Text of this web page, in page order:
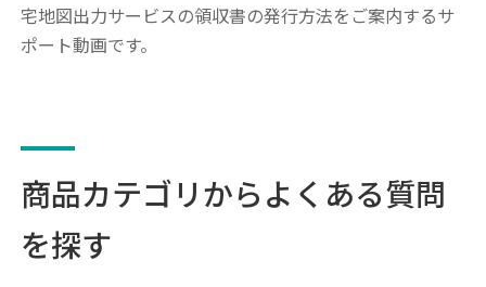
宅地図出力サービスの領収書の発行方法をご案内するサ
ポート動画です。
商品カテゴリからよくある質問
を探す